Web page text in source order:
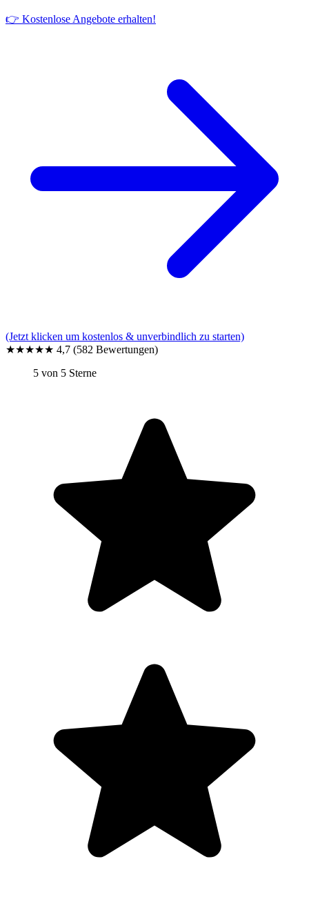
👉 Kostenlose Angebote erhalten!
(Jetzt klicken um kostenlos & unverbindlich zu starten)
★★★★★ 4,7 (582 Bewertungen)
5 von 5 Sterne